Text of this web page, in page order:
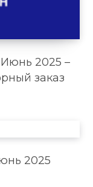
2025 –
заказ
2025